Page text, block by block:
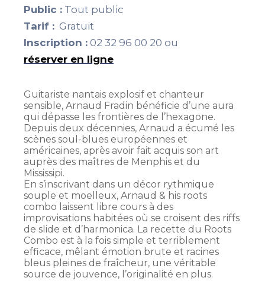
Public : Tout public
Tarif : Gratuit
Inscription : 02 32 96 00 20 ou
réserver en ligne
Guitariste nantais explosif et chanteur
sensible, Arnaud Fradin bénéficie d’une aura
qui dépasse les frontières de l’hexagone.
Depuis deux décennies, Arnaud a écumé les
scènes soul-blues européennes et
américaines, après avoir fait acquis son art
auprès des maîtres de Menphis et du
Mississipi.
En s’inscrivant dans un décor rythmique
souple et moelleux, Arnaud & his roots
combo laissent libre cours à des
improvisations habitées où se croisent des riffs
de slide et d’harmonica. La recette du Roots
Combo est à la fois simple et terriblement
efficace, mêlant émotion brute et racines
bleus pleines de fraîcheur, une véritable
source de jouvence, l’originalité en plus.